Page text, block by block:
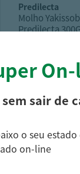
predilecta
Molho
Predilecta
sair de
o seu estado
on-line